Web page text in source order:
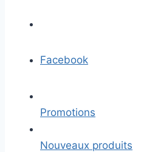
Facebook
Promotions
Nouveaux produits